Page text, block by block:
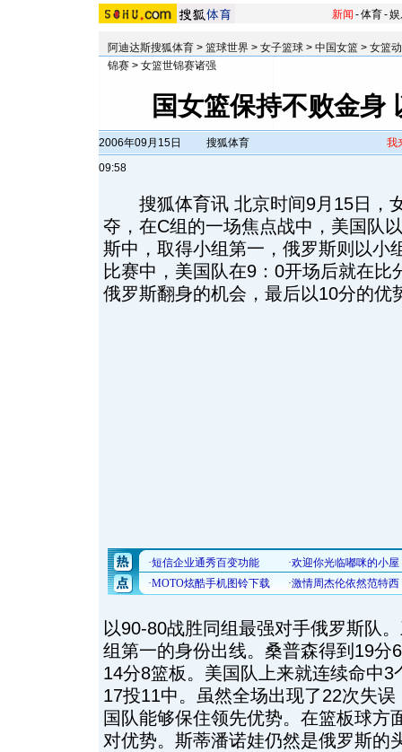
新闻 -体育-
阿迪达斯搜狐体育 > 篮球世界 > 女子篮球 > 中国女篮 > 女篮
锦赛 > 女篮世锦赛诸强
国女篮保持不败金身
2006年09月15日
09:58
搜狐体育 我
搜狐体育讯 北京时间9月15日，
夺，在C组的一场焦点战中，美国队
斯中，取得小组第一，俄罗斯则以小
比赛中，美国队在9：0开场后就在比
俄罗斯翻身的机会，最后以10分的优
以90-80战胜同组最强对手俄罗斯队
组第一的身份出线。桑普森得到19分
14分8篮板。美国队上来就连续命中
17投11中。虽然全场出现了22次失
国队能够保住领先优势。在篮板球方
对优势。斯蒂潘诺娃仍然是俄罗斯的